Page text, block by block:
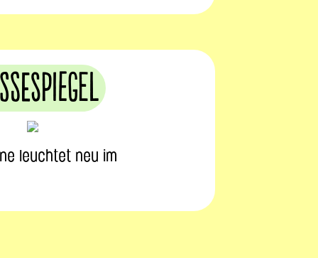
leuchtet neu im